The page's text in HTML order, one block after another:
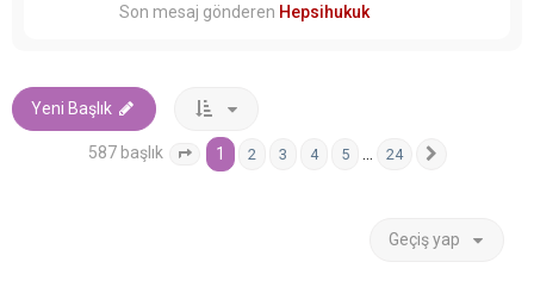
Son mesaj gönderen Hepsihukuk
Yeni Başlık
587 başlık . sayfa (Toplam24 sayfa)
1 2 3 4 5 24
Geçiş yap